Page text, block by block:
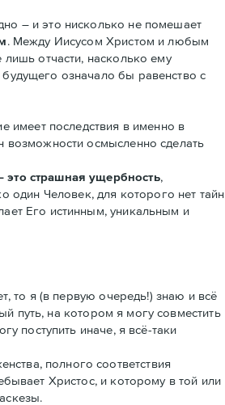
– и это нисколько не помешает
. Между Иисусом Христом и любым
лишь отчасти, насколько ему
означало бы равенство с
имеет последствия в именно в
возможности осмысленно сделать
страшная ущербность,
один Человек, для которого нет тайн
Его истинным, уникальным и
то я (в первую очередь!) знаю и всё
путь, на котором я могу совместить
поступить иначе, я всё-таки
полного соответствия
Христос, и которому в той или